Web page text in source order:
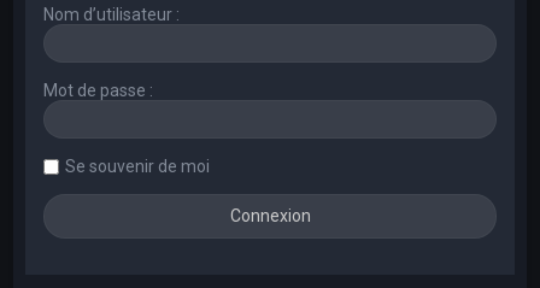
Nom d’utilisateur :
Mot de passe :
Se souvenir de moi